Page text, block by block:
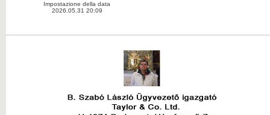
Impostazione della data
2026.05.31 20:09